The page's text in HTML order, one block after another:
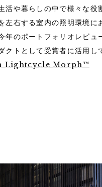
活や暮らしの中で様々な役
左右する室内の照明環境に
年のポートフォリオレビュ
クトとして受賞者に活用し
Lightcycle Morph™